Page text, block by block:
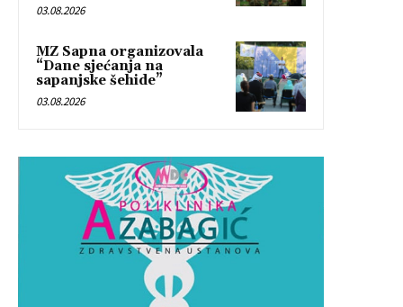
03.08.2026
MZ Sapna organizovala
“Dane sjećanja na
sapanjske šehide”
03.08.2026